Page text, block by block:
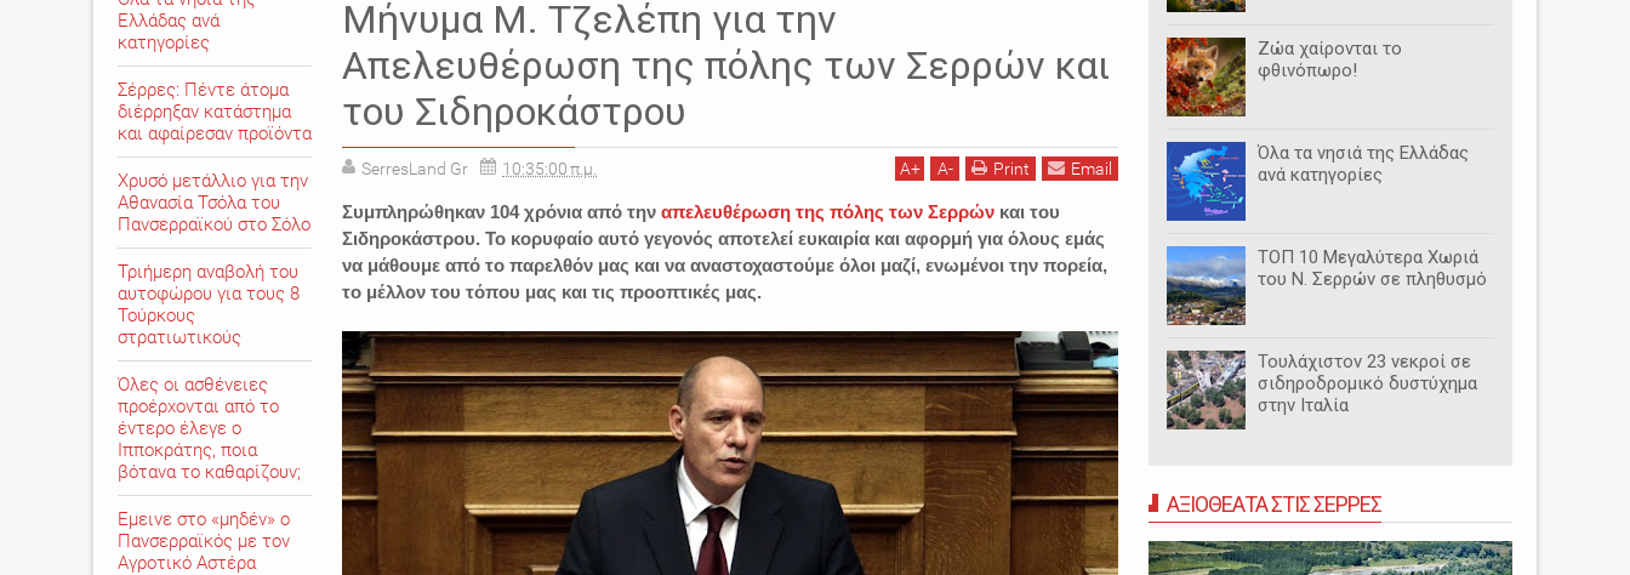
Μήνυμα Μ. Τζελέπη για την
Απελευθέρωση της πόλης των Σερρών και
του Σιδηροκάστρου
SerresLand Gr 10:35:00 π.μ. A+ A- Print Email
Συμπληρώθηκαν 104 χρόνια από την απελευθέρωση της πόλης των Σερρών και του
Σιδηροκάστρου. Το κορυφαίο αυτό γεγονός αποτελεί ευκαιρία και αφορμή για όλους εμάς
να μάθουμε από το παρελθόν μας και να αναστοχαστούμε όλοι μαζί, ενωμένοι την πορεία,
το μέλλον του τόπου μας και τις προοπτικές μας.
Ζώα χαίρονται το
φθινόπωρο!
Όλα τα νησιά της Ελλάδας
ανά κατηγορίες
ΤΟΠ 10 Μεγαλύτερα Χωριά
του Ν. Σερρών σε πληθυσμό
Τουλάχιστον 23 νεκροί σε
σιδηροδρομικό δυστύχημα
στην Ιταλία
ΑΞΙΟΘΕΑΤΑ ΣΤΙΣ ΣΕΡΡΕΣ
Ελλάδας ανά
κατηγορίες
Σέρρες: Πέντε άτομα
διέρρηξαν κατάστημα
και αφαίρεσαν προϊόντα
Χρυσό μετάλλιο για την
Αθανασία Τσόλα του
Πανσερραϊκού στο Σόλο
Τριήμερη αναβολή του
αυτοφώρου για τους 8
Τούρκους
στρατιωτικούς
Όλες οι ασθένειες
προέρχονται από το
έντερο έλεγε ο
Ιπποκράτης, ποια
βότανα το καθαρίζουν;
Εμεινε στο «μηδέν» o
Πανσερραϊκός με τον
Αγροτικό Αστέρα